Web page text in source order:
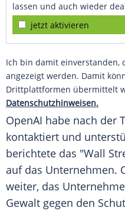
lassen und auch wieder
jetzt aktivieren
Ich bin damit einverstanden,
angezeigt werden. Damit
Drittplattformen übermittelt
Datenschutzhinweisen.
OpenAI habe nach der
kontaktiert und
berichtete das "Wall
auf das Unternehmen.
weiter, das
Gewalt gegen den